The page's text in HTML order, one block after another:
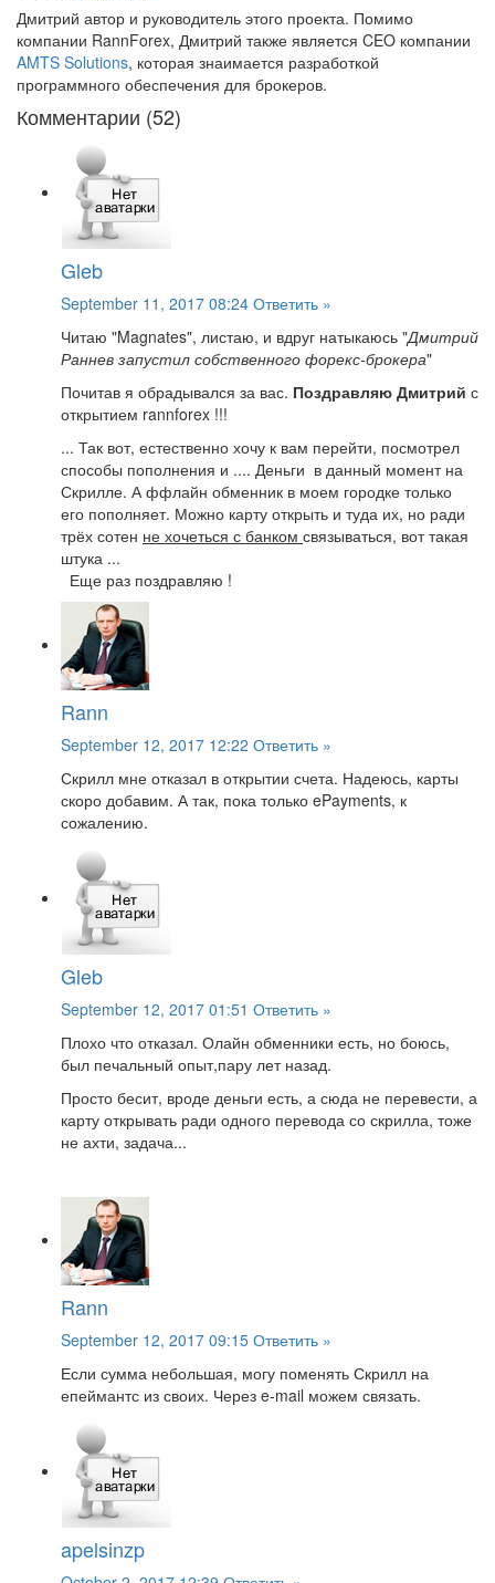
Дмитрий автор и руководитель этого проекта. Помимо
компании RannForex, Дмитрий также является CEO компании
AMTS Solutions, которая знаимается разработкой
программного обеспечения для брокеров.
Комментарии (52)
Gleb
September 11, 2017 08:24 Ответить »
Читаю "Magnates", листаю, и вдруг натыкаюсь "Дмитрий
Раннев запустил собственного форекс-брокера"
Почитав я обрадывался за вас. Поздравляю Дмитрий с
открытием rannforex !!!
... Так вот, естественно хочу к вам перейти, посмотрел
способы пополнения и .... Деньги в данный момент на
Скрилле. А ффлайн обменник в моем городке только
его пополняет. Можно карту открыть и туда их, но ради
трёх сотен не хочеться с банком связываться, вот такая
штука ...
Еще раз поздравляю !
Rann
September 12, 2017 12:22 Ответить »
Скрилл мне отказал в открытии счета. Надеюсь, карты
скоро добавим. А так, пока только ePayments, к
сожалению.
Gleb
September 12, 2017 01:51 Ответить »
Плохо что отказал. Олайн обменники есть, но боюсь,
был печальный опыт,пару лет назад.
Просто бесит, вроде деньги есть, а сюда не перевести, а
карту открывать ради одного перевода со скрилла, тоже
не ахти, задача...
Rann
September 12, 2017 09:15 Ответить »
Если сумма небольшая, могу поменять Скрилл на
епеймантс из своих. Через e-mail можем связать.
apelsinzp